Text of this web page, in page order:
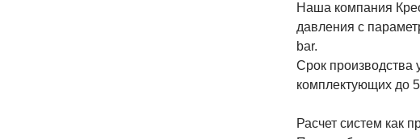
Наша компания
давления с
bar.
Срок производства
комплектующих до
Расчет систем как